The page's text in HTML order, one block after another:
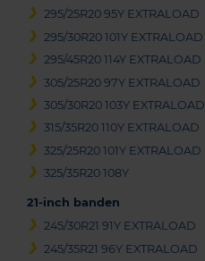
295/25R20 95Y EXTRALOAD
295/30R20 101Y EXTRALOAD
295/45R20 114Y EXTRALOAD
305/25R20 97Y EXTRALOAD
305/30R20 103Y EXTRALOAD
315/35R20 110Y EXTRALOAD
325/25R20 101Y EXTRALOAD
325/35R20 108Y
21-inch banden
245/30R21 91Y EXTRALOAD
245/35R21 96Y EXTRALOAD